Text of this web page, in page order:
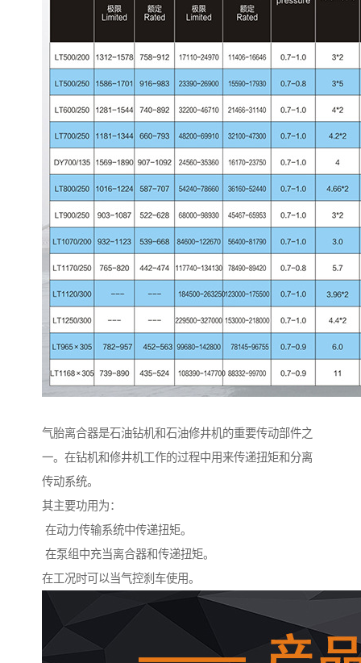
气胎离合器是石油钻机和石油修井机的重要传动部件之
一。在钻机和修井机工作的过程中用来传递扭矩和分离
传动系统。
其主要功用为：
在动力传输系统中传递扭矩。
在泵组中充当离合器和传递扭矩。
在工况时可以当气控刹车使用。